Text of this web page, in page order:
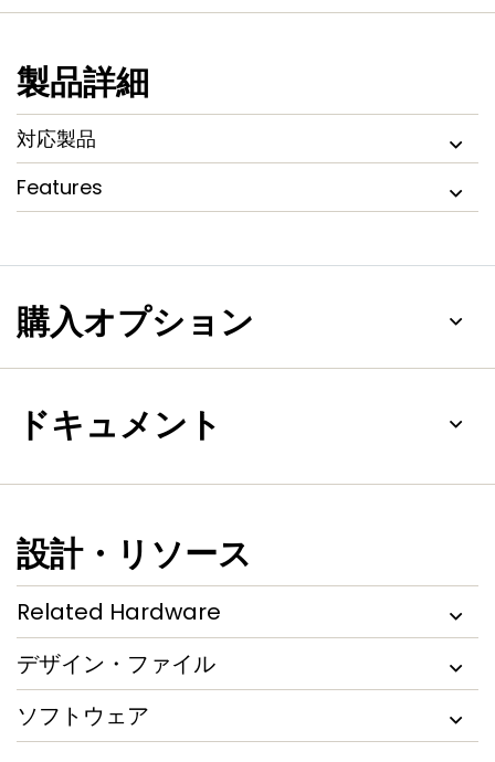
製品詳細
対応製品
Features
購入オプション
ドキュメント
設計・リソース
Related Hardware
デザイン・ファイル
ソフトウェア